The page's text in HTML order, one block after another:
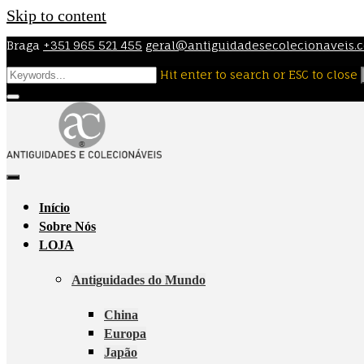
Skip to content
Braga +351 965 521 455
Hit enter to search or ESC to close
Início
Sobre Nós
LOJA
Antiguidades do Mundo
China
Europa
Japão